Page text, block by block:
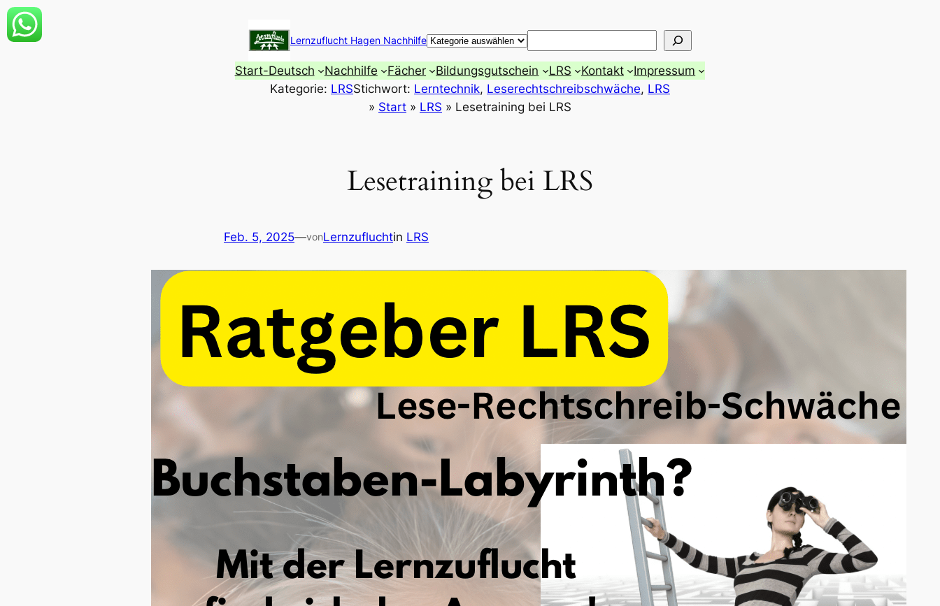
Zum
Inhalt
Lernzuflucht Hagen Nachhilfe Suchen
Start-Deutsch Nachhilfe Fächer Bildungsgutschein LRS Kontakt
Impressum
Kategorie: LRSStichwort: Lerntechnik, Leserechtschreibschwäche, LRS
» Start » LRS » Lesetraining bei LRS
Lesetraining bei LRS
Feb. 5, 2025—vonLernzufluchtin LRS